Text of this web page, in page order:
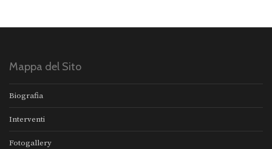
Mappa del Sito
Biografia
Interventi
Fotogallery